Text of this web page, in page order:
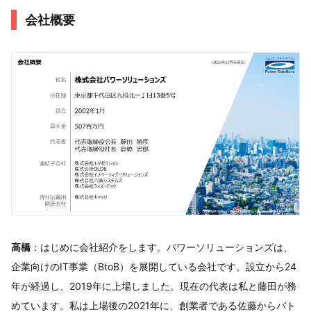
会社概要
高橋 ：はじめに会社紹介をします。パワーソリューションズは、
企業向けのIT事業（BtoB）を展開している会社です。設立から24
年が経過し、2019年に上場しました。現在の代表は私と藤田が務
めています。私は上場後の2021年に、創業者である佐藤からバト